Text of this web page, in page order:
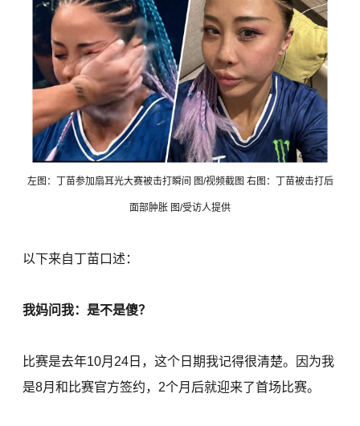
左图：丁苗参加扇耳光大赛被击打瞬间 图/视频截图 右图：丁苗被击打后
面部肿胀 图/受访人提供
以下来自丁苗口述：
我妈问我：是不是傻？
比赛是去年10月24日，这个日期我记得很清楚。因为我
是8月和比赛官方签约，2个月后就迎来了首场比赛。